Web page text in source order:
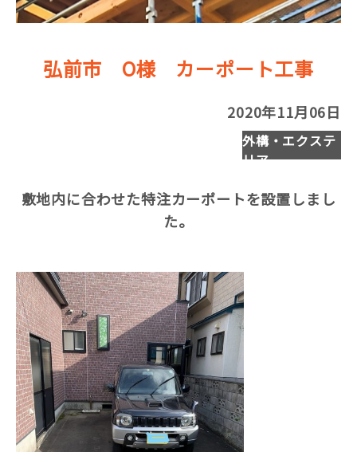
弘前市 O様 カーポート工事
2020年11月06日
外構・エクステ
リア
敷地内に合わせた特注カーポートを設置しまし
た。